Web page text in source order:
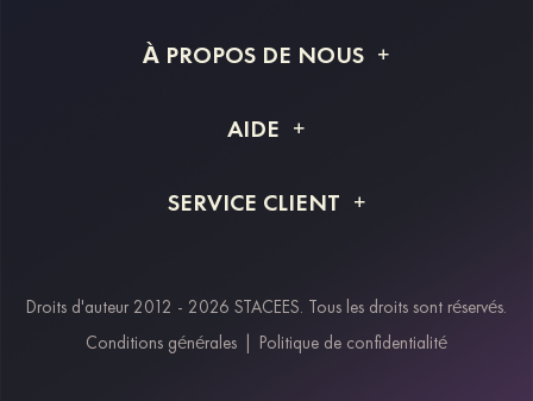
À PROPOS DE NOUS
Livraison
AIDE
Retour et remboursement
SERVICE CLIENT
Modes de paiement
Klarna
Droits d'auteur 2012 - 2026 STACEES. Tous les droits sont réservés.
Conditions générales
Politique de confidentialité